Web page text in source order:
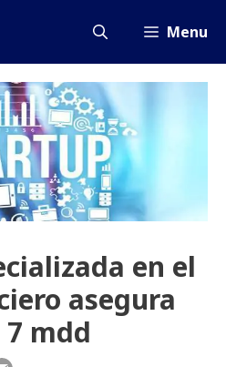
Menu
en el
asegura
mdd